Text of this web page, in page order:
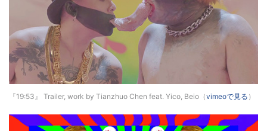
『19:53』 Trailer, work by Tianzhuo Chen feat. Yico, Beio（vimeoで見る ）